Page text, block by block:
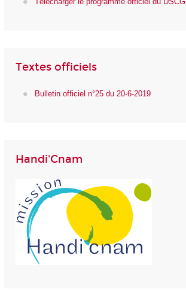
Textes officiels
Bulletin officiel n°25 du 20-6-2019
Handi'Cnam